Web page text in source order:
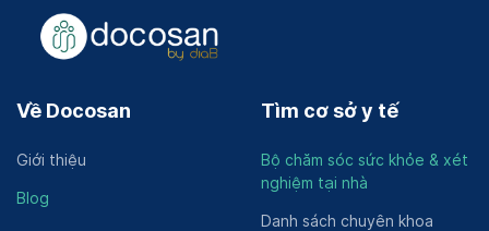
Về Docosan
Giới thiệu
Blog
Tìm cơ sở y tế
Bộ chăm sóc sức khỏe & xét
nghiệm tại nhà
Danh sách chuyên khoa